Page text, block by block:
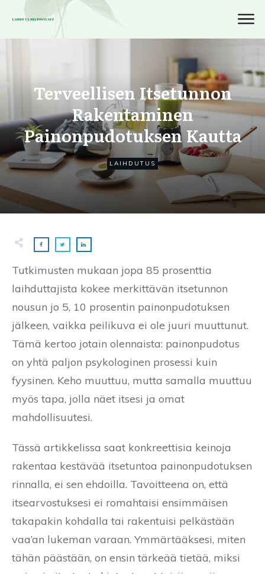
Terveellisen Itsetunnon
Rakentaminen
Painonpudotuksen Kautta
LAIHDUTUS
Tutkimusten mukaan jopa 85 prosenttia
laihduttajista kokee merkittävän itsetunnon
nousun jo 5, 10 prosentin painonpudotuksen
jälkeen, vaikka peilikuva ei ole juuri muuttunut.
Tämä kertoo jotain olennaista: painonpudotus
on yhtä paljon psykologinen prosessi kuin
fyysinen. Keho muuttuu, mutta samalla muuttuu
myös tapa, jolla näet itsesi ja omat
mahdollisuutesi.
Tässä artikkelissa saat konkreettisia keinoja
rakentaa kestävää itsetuntoa painonpudotuksen
rinnalla, ei sen ehdoilla. Tavoitteena on, että
itsearvostuksesi ei romahtaisi ensimmäisen
takapakin kohdalla tai rakentuisi pelkästään
vaa’an lukeman varaan. Ymmärtääksesi, miten
tähän päästään, on ensin tärkeää tietää, miksi